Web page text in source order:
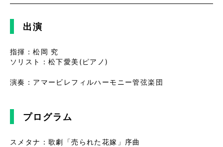
出演
指揮：松岡 究
ソリスト：松下愛美(ピアノ)
演奏：アマービレフィルハーモニー管弦楽団
プログラム
スメタナ：歌劇「売られた花嫁」序曲